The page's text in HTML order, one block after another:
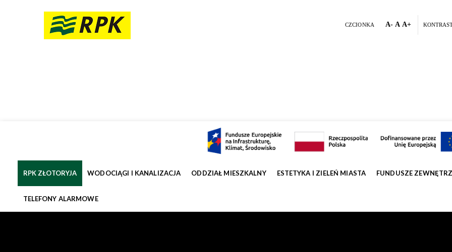
CZCIONKA A- A A+
RPK ZŁOTORYJA WODOCIĄGI I KANALIZACJA ODDZIAŁ MIESZKALNY ESTETYKA I ZIELEŃ MIASTA FUNDUSZE
TELEFONY ALARMOWE